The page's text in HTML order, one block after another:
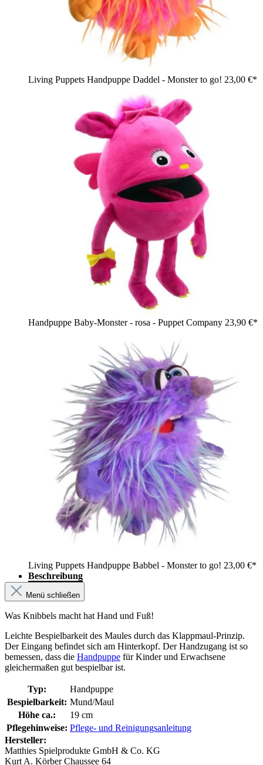
Living Puppets Handpuppe Daddel - Monster to go! 23,00 €*
Handpuppe Baby-Monster - rosa - Puppet Company 23,90 €*
Living Puppets Handpuppe Babbel - Monster to go! 23,00 €*
Beschreibung
Menü schließen
Was Knibbels macht hat Hand und Fuß!
Leichte Bespielbarkeit des Maules durch das Klappmaul-Prinzip.
Der Eingang befindet sich am Hinterkopf. Der Handzugang ist so
bemessen, dass die Handpuppe für Kinder und Erwachsene
gleichermaßen gut bespielbar ist.
Typ:
Handpuppe
Bespielbarkeit: Mund/Maul
Höhe ca.:
19 cm
Pflegehinweise: Pflege- und Reinigungsanleitung
Hersteller:
Matthies Spielprodukte GmbH & Co. KG
Kurt A. Körber Chaussee 64